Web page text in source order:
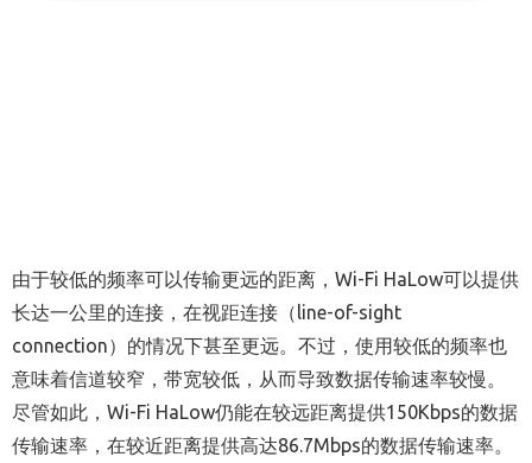
由于较低的频率可以传输更远的距离，Wi-Fi HaLow可以提供
长达一公里的连接，在视距连接（line-of-sight
connection）的情况下甚至更远。不过，使用较低的频率也
意味着信道较窄，带宽较低，从而导致数据传输速率较慢。
尽管如此，Wi-Fi HaLow仍能在较远距离提供150Kbps的数据
传输速率，在较近距离提供高达86.7Mbps的数据传输速率。